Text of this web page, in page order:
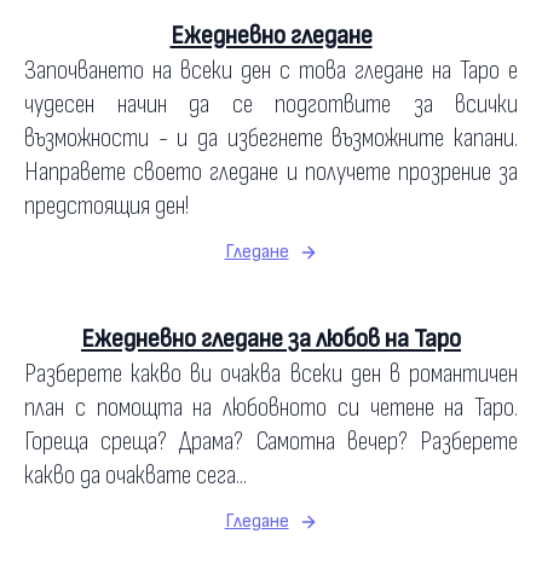
Ежедневно гледане
Започването на всеки ден с това гледане на Таро е
чудесен начин да се подготвите за всички
възможности - и да избегнете възможните капани.
Направете своето гледане и получете прозрение за
предстоящия ден!
Гледане
Ежедневно гледане за любов на Таро
Разберете какво ви очаква всеки ден в романтичен
план с помощта на любовното си четене на Таро.
Гореща среща? Драма? Самотна вечер? Разберете
какво да очаквате сега...
Гледане